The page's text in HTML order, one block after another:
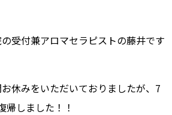
受付兼アロマセラピストの藤井です
休みをいただいておりましたが、7
帰しました！！